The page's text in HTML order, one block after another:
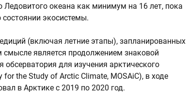
Ледовитого океана как минимум на 16 лет, пока
экосистемы.
(включая летние этапы), запланированных
является продолжением знаковой
для изучения арктического
the Study of Arctic Climate, MOSAiC), в ходе
в Арктике с 2019 по 2020 год.